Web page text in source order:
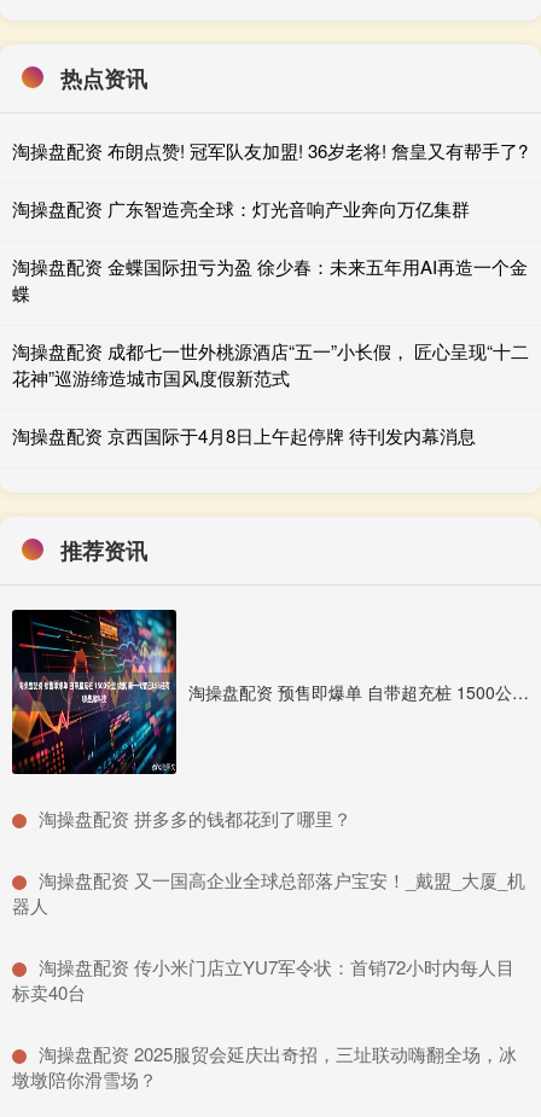
热点资讯
淘操盘配资 布朗点赞! 冠军队友加盟! 36岁老将! 詹皇又有帮手了?
淘操盘配资 广东智造亮全球：灯光音响产业奔向万亿集群
淘操盘配资 金蝶国际扭亏为盈 徐少春：未来五年用AI再造一个金
蝶
淘操盘配资 成都七一世外桃源酒店“五一”小长假， 匠心呈现“十二
花神”巡游缔造城市国风度假新范式
淘操盘配资 京西国际于4月8日上午起停牌 待刊发内幕消息
推荐资讯
淘操盘配资 预售即爆单 自带超充桩 1500公里 续航 新一代智己LS6还有哪些黑科技
​淘操盘配资 拼多多的钱都花到了哪里？
​淘操盘配资 又一国高企业全球总部落户宝安！_戴盟_大厦_机
器人
​淘操盘配资 传小米门店立YU7军令状：首销72小时内每人目
标卖40台
​淘操盘配资 2025服贸会延庆出奇招，三址联动嗨翻全场，冰
墩墩陪你滑雪场？